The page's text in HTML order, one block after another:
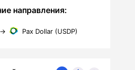
направления:
→ Pax Dollar (USDP)